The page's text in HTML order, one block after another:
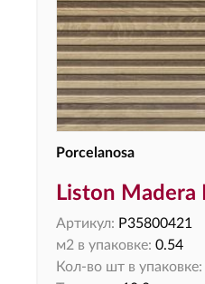
Porcelanosa
Liston Madera
Артикул: P35800421
м2 в упаковке: 0.54
Кол-во шт в упаковке: